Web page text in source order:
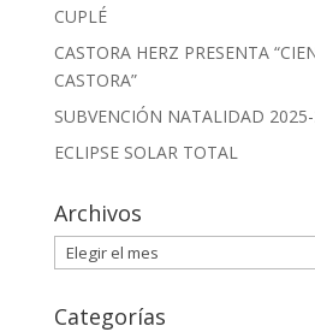
CUPLÉ
CASTORA HERZ PRESENTA
CASTORA”
SUBVENCIÓN NATALIDAD
ECLIPSE SOLAR TOTAL
Archivos
Archivos
Categorías